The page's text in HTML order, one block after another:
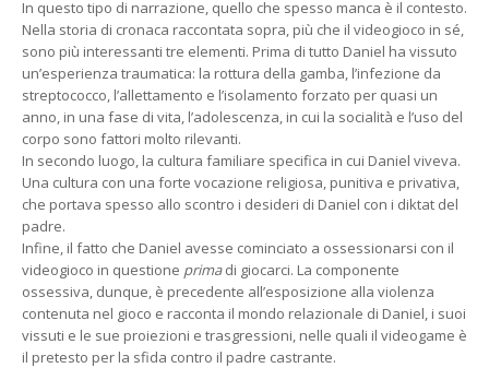
In questo tipo di narrazione, quello che spesso manca è il contesto.
Nella storia di cronaca raccontata sopra, più che il videogioco in sé,
sono più interessanti tre elementi. Prima di tutto Daniel ha vissuto
un’esperienza traumatica: la rottura della gamba, l’infezione da
streptococco, l’allettamento e l’isolamento forzato per quasi un
anno, in una fase di vita, l’adolescenza, in cui la socialità e l’uso del
corpo sono fattori molto rilevanti.
In secondo luogo, la cultura familiare specifica in cui Daniel viveva.
Una cultura con una forte vocazione religiosa, punitiva e privativa,
che portava spesso allo scontro i desideri di Daniel con i diktat del
padre.
Infine, il fatto che Daniel avesse cominciato a ossessionarsi con il
videogioco in questione primadi giocarci. La componente
ossessiva, dunque, è precedente all’esposizione alla violenza
contenuta nel gioco e racconta il mondo relazionale di Daniel, i suoi
vissuti e le sue proiezioni e trasgressioni, nelle quali il videogame è
il pretesto per la sfida contro il padre castrante.